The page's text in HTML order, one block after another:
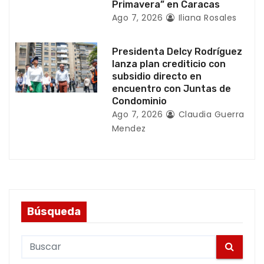
Primavera” en Caracas
Ago 7, 2026 Iliana Rosales
Presidenta Delcy Rodríguez
lanza plan crediticio con
subsidio directo en
encuentro con Juntas de
Condominio
Ago 7, 2026
Claudia Guerra
Mendez
Búsqueda